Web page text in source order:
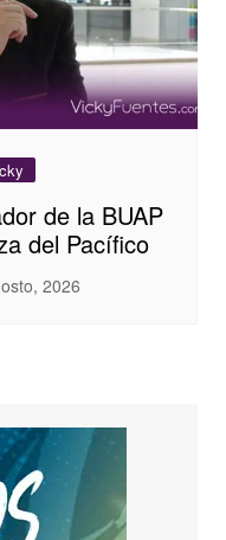
de la BUAP
del Pacífico
2026